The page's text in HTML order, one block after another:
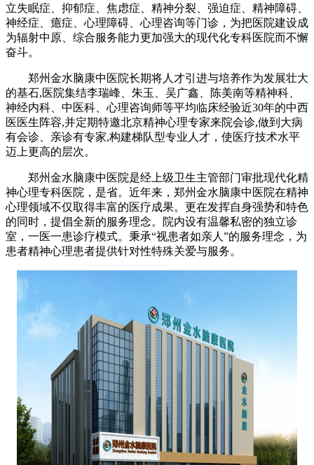
立失眠症、抑郁症、焦虑症、精神分裂、强迫症、精神障碍、
神经症、癔症、心理障碍、心理咨询等门诊，为把医院建设成
为辐射中原、综合服务能力更加强大的现代化专科医院而不懈
奋斗。
郑州金水脑康中医院长期将人才引进与培养作为发展壮大
的基石,医院集结李瑞峰、朱玉、吴广鑫、陈美南等精神科、
神经内科、中医科、心理咨询师等平均临床经验近30年的中西
医医生阵容,并定期特邀北京精神心理专家来院会诊,做到大病
有会诊、亲诊有专家,构建梯队型专业人才，使医疗技术水平
迈上更高的层次。
郑州金水脑康中医院是经上级卫生主管部门审批现代化精
神心理专科医院，是省。近年来，郑州金水脑康中医院在精神
心理领域不仅取得丰富的医疗成果。更在发挥自身强势和特色
的同时，提倡全新的服务理念。院内设有温馨私密的独立诊
室，一医一患诊疗模式。秉承“视患者如亲人”的服务理念，为
患者精神心理患者提供针对性特殊关爱与服务。